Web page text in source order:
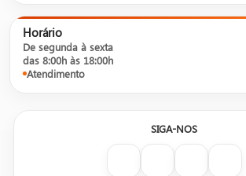
Horário
De segunda à sexta
das 8:00h às 18:00h
Atendimento
SIGA-NOS